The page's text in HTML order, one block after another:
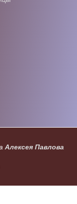
Алексея Павлова